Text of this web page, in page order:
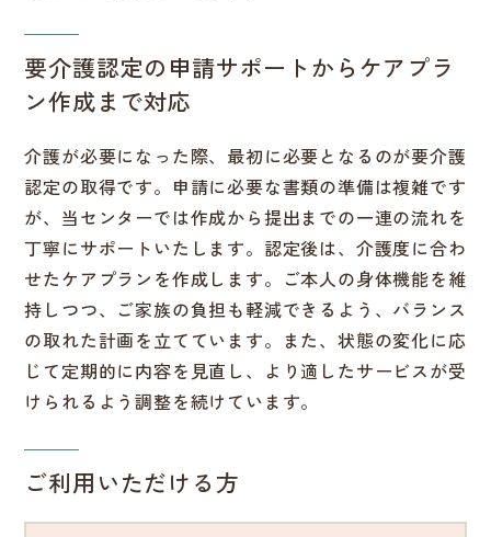
要介護認定の申請サポートからケアプラ
ン作成まで対応
介護が必要になった際、最初に必要となるのが要介護
認定の取得です。申請に必要な書類の準備は複雑です
が、当センターでは作成から提出までの一連の流れを
丁寧にサポートいたします。認定後は、介護度に合わ
せたケアプランを作成します。ご本人の身体機能を維
持しつつ、ご家族の負担も軽減できるよう、バランス
の取れた計画を立てています。また、状態の変化に応
じて定期的に内容を見直し、より適したサービスが受
けられるよう調整を続けています。
ご利用いただける方